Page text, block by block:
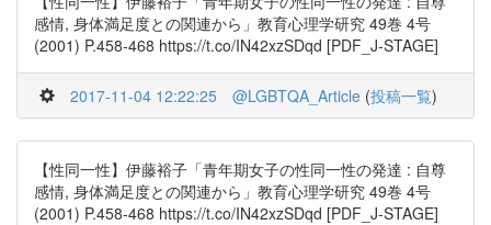
感情, 身体満足度との関連から」教育心理学研究 49巻 4号
(2001) P.458-468 https://t.co/IN42xzSDqd [PDF_J-STAGE]
2017-11-04 12:22:25 @LGBTQA_Article (投稿一覧)
【性同一性】伊藤裕子「青年期女子の性同一性の発達 : 自尊
感情, 身体満足度との関連から」教育心理学研究 49巻 4号
(2001) P.458-468 https://t.co/IN42xzSDqd [PDF_J-STAGE]